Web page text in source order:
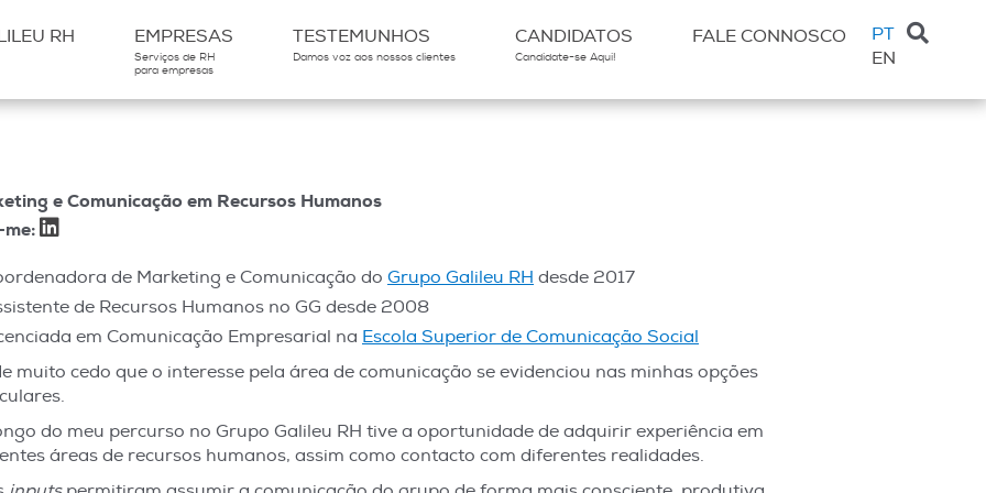
PT
EN
RH EMPRESAS
Serviços de RH
para empresas
TESTEMUNHOS
Damos voz aos nossos clientes
CANDIDATOS
Candidate-se Aqui!
FALE CONNOSCO
e Comunicação em Recursos Humanos
de Marketing e Comunicação do Grupo Galileu RH desde 2017
de Recursos Humanos no GG desde 2008
em Comunicação Empresarial na Escola Superior de Comunicação Social
muito cedo que o interesse pela área de comunicação se evidenciou nas minhas opções
do meu percurso no Grupo Galileu RH tive a oportunidade de adquirir experiência em
áreas de recursos humanos, assim como contacto com diferentes realidades.